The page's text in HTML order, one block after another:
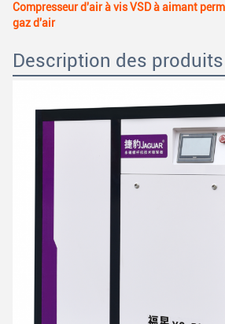
Compresseur d'air à vis VSD à aimant
gaz d'air
Description des produits